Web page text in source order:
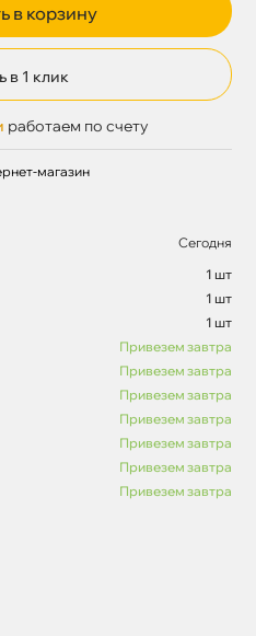
в корзину
в 1 клик
работаем по счету
магазин
Сегодня
1 шт
1 шт
1 шт
Привезем завтра
Привезем завтра
Привезем завтра
Привезем завтра
Привезем завтра
Привезем завтра
Привезем завтра